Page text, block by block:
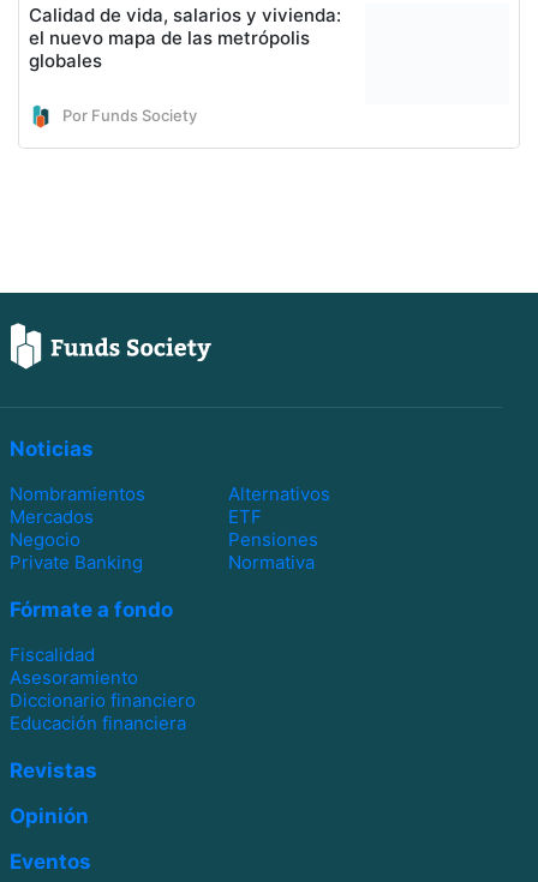
Calidad de vida, salarios y vivienda:
el nuevo mapa de las metrópolis
globales
Por Funds Society
Noticias
Nombramientos
Alternativos
Mercados
ETF
Negocio
Pensiones
Private Banking
Normativa
Fórmate a fondo
Fiscalidad
Asesoramiento
Diccionario financiero
Educación financiera
Revistas
Opinión
Eventos